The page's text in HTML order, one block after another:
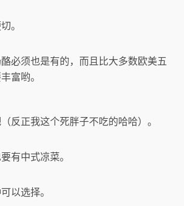
。
必须也是有的，而且比大多数欧美五
富哟。
反正我这个死胖子不吃的哈哈）。
有中式凉菜。
以选择。